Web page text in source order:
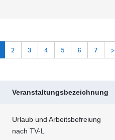
2 3 4 5 6 7 >
Veranstaltungsbezeichnung
Urlaub und Arbeitsbefreiung
nach TV-L